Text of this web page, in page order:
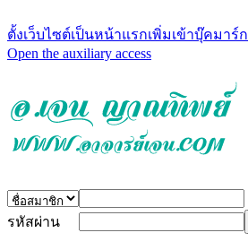
ตั้งเว็บไซต์เป็นหน้าแรกเพิ่มเข้าบุ๊คมาร์ก
Open the auxiliary access
รหัสผ่าน